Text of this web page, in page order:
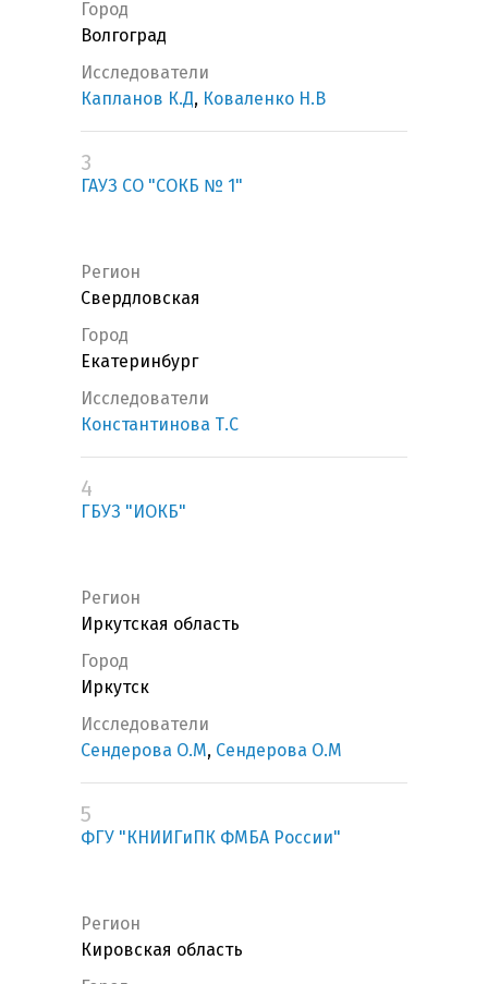
Город
Волгоград
Исследователи
Капланов К.Д, Коваленко Н.В
3
ГАУЗ СО "СОКБ № 1"
Регион
Свердловская
Город
Екатеринбург
Исследователи
Константинова Т.С
4
ГБУЗ "ИОКБ"
Регион
Иркутская область
Город
Иркутск
Исследователи
Сендерова О.М, Сендерова О.М
5
ФГУ "КНИИГиПК ФМБА России"
Регион
Кировская область